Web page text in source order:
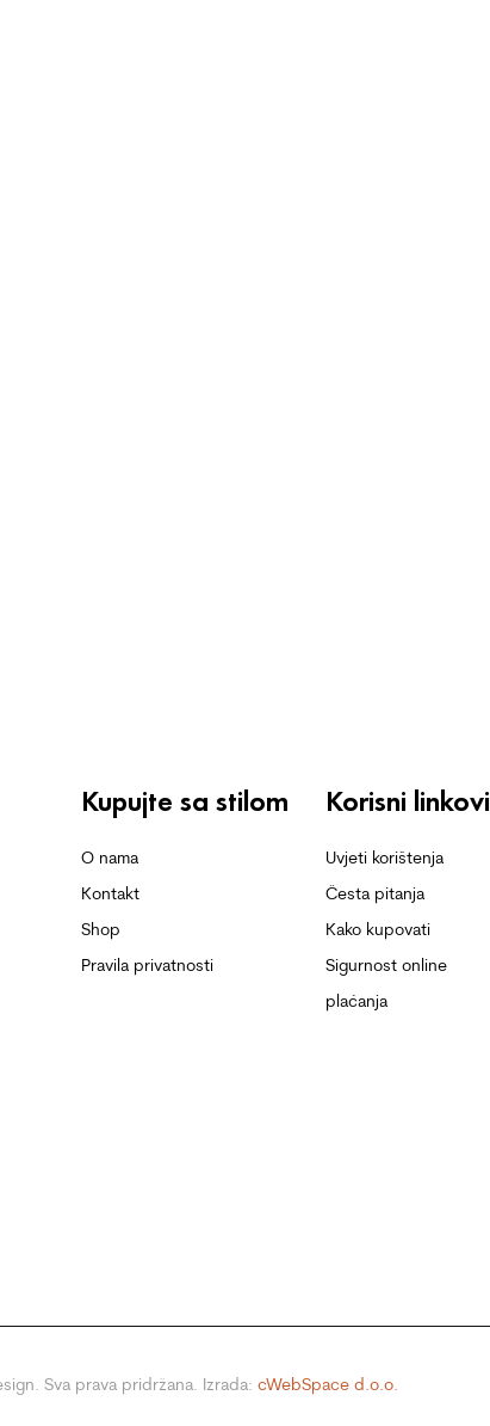
Kupujte sa stilom
O nama
Kontakt
Shop
Pravila privatnosti
Korisni linkovi
Uvjeti korištenja
Česta pitanja
Kako kupovati
Sigurnost online
plaćanja
Sva prava pridržana. Izrada: cWebSpace d.o.o.